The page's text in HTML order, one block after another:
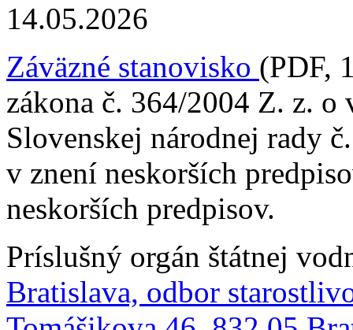
14.05.2026
Záväzné stanovisko (PDF,
zákona č. 364/2004 Z. z. o
Slovenskej národnej rady
v znení neskorších
neskorších predpisov.
Príslušný orgán štátnej
Bratislava, odbor